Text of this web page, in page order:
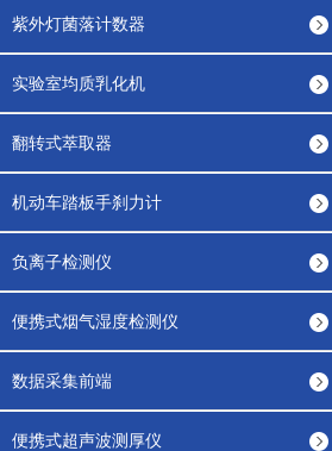
紫外灯菌落计数器
实验室均质乳化机
翻转式萃取器
机动车踏板手刹力计
负离子检测仪
便携式烟气湿度检测仪
数据采集前端
便携式超声波测厚仪